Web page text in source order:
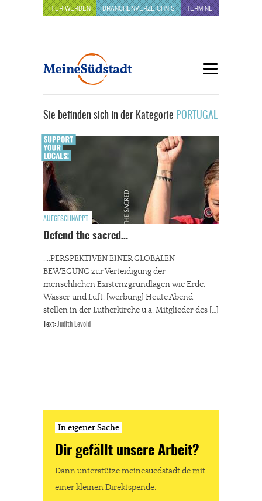
HIER WERBEN BRANCHENVERZEICHNIS TERMINE
Sie befinden sich in der Kategorie PORTUGAL
AUFGESCHNAPPT
Defend the sacred…
....PERSPEKTIVEN EINER GLOBALEN
BEWEGUNG zur Verteidigung der
menschlichen Existenzgrundlagen wie Erde,
Wasser und Luft. [werbung] Heute Abend
stellen in der Lutherkirche u.a. Mitglieder des […]
Text: Judith Levold
In eigener Sache
Dir gefällt unsere Arbeit?
Dann unterstütze meinesuedstadt.de mit
einer kleinen Direktspende.